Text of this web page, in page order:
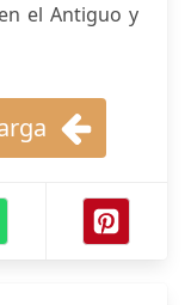
el Antiguo y